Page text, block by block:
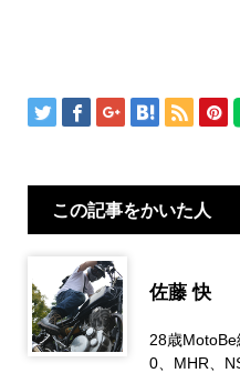
この記事をかいた人
佐藤 快
28歳
0、MHR、